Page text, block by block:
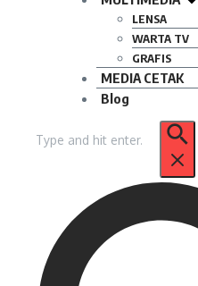
LENSA
WARTA TV
GRAFIS
MEDIA CETAK
Blog
untuk: